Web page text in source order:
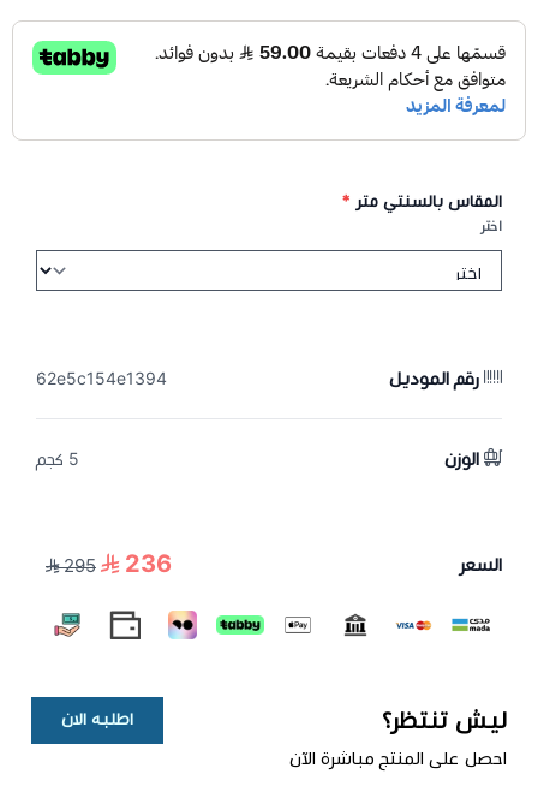
المقاس بالسنتي متر *
اختر
رقم الموديل 62e5c154e1394
الوزن 5 كجم
السعر 236
295
ليش تنتظر؟
احصل على المنتج مباشرة الآن
اطلبه الان